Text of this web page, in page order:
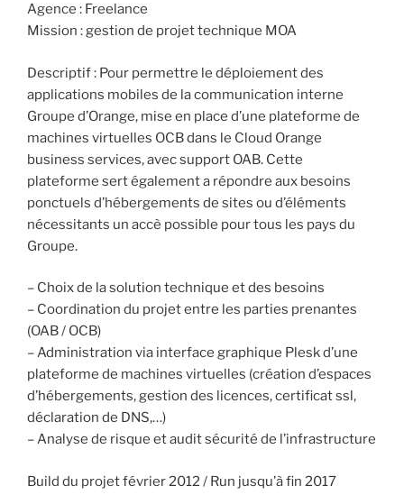
Agence : Freelance
Mission : gestion de projet technique MOA
Descriptif : Pour permettre le déploiement des
applications mobiles de la communication interne
Groupe d’Orange, mise en place d’une plateforme de
machines virtuelles OCB dans le Cloud Orange
business services, avec support OAB. Cette
plateforme sert également a répondre aux besoins
ponctuels d’hébergements de sites ou d’éléments
nécessitants un accè possible pour tous les pays du
Groupe.
– Choix de la solution technique et des besoins
– Coordination du projet entre les parties prenantes
(OAB / OCB)
– Administration via interface graphique Plesk d’une
plateforme de machines virtuelles (création d’espaces
d’hébergements, gestion des licences, certificat ssl,
déclaration de DNS,…)
– Analyse de risque et audit sécurité de l’infrastructure
Build du projet février 2012 / Run jusqu’à fin 2017